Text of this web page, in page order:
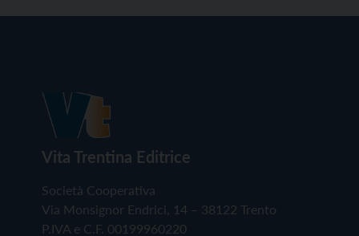
Vita Trentina Editrice
Società Cooperativa
Via Monsignor Endrici, 14 – 38122 Trento
P.IVA e C.F. 00199960220